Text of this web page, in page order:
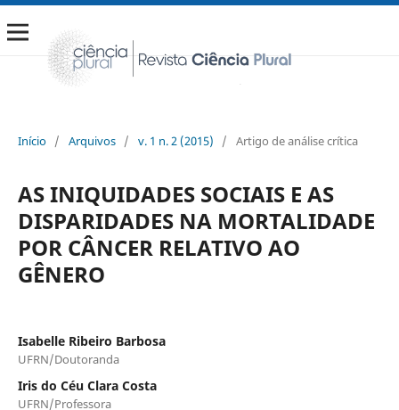
Início / Arquivos / v. 1 n. 2 (2015) / Artigo de análise crítica
AS INIQUIDADES SOCIAIS E AS
DISPARIDADES NA MORTALIDADE
POR CÂNCER RELATIVO AO
GÊNERO
Isabelle Ribeiro Barbosa
UFRN/Doutoranda
Iris do Céu Clara Costa
UFRN/Professora